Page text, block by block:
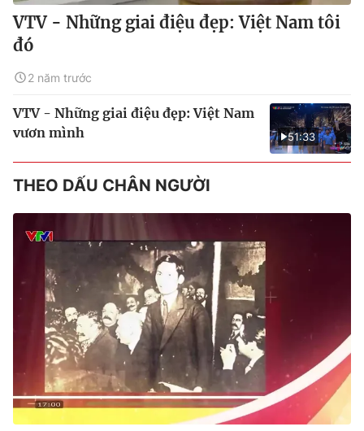
VTV - Những giai điệu đẹp: Việt Nam tôi
đó
2 năm trước
51:33
VTV - Những giai điệu đẹp: Việt Nam
vươn mình
THEO DẤU CHÂN NGƯỜI